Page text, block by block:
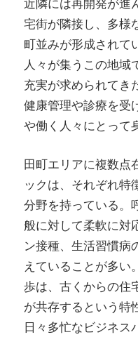
し
ま
し
ょ
う！
近隣には再開発が進
宅街が隣接し、多様
町並みが形成されて
人々が集うこの地域
充実が求められてき
健康管理や診療を受
や働く人々にとって
田町エリアに複数点
ックは、それぞれ特
分野を持っている。
般に対して柔軟に対
ン接種、生活習慣病
えていることが多い
歩は、古くからの住
が共存するという特
日々多忙なビジネス